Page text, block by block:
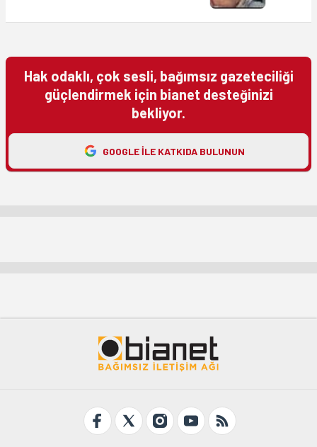
Hak odaklı, çok sesli, bağımsız gazeteciliği
güçlendirmek için bianet desteğinizi
bekliyor.
GOOGLE ILE KATKIDA BULUNUN